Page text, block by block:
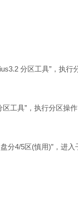
分区工具”，执
工具”，执行分区操
分4/5区(慎用)”，进